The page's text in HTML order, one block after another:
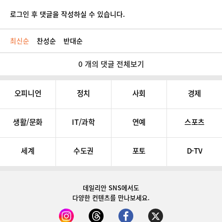
로그인 후 댓글을 작성하실 수 있습니다.
최신순 찬성순 반대순
0 개의 댓글 전체보기
오피니언 정치 사회 경제
생활/문화 IT/과학 연예 스포츠
세계 수도권 포토 D-TV
데일리안 SNS에서도
다양한 컨텐츠를 만나보세요.